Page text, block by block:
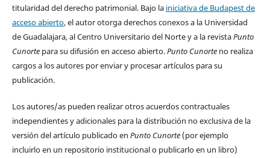
titularidad del derecho patrimonial. Bajo la iniciativa de Budapest de
acceso abierto, el autor otorga derechos conexos a la Universidad
de Guadalajara, al Centro Universitario del Norte y a la revistaPunto
Cunortepara su difusión en acceso abierto.Punto Cunorteno realiza
cargos a los autores por enviar y procesar artículos para su
publicación.
Los autores/as pueden realizar otros acuerdos contractuales
independientes y adicionales para la distribución no exclusiva de la
versión del artículo publicado en Punto Cunorte(por ejemplo
incluirlo en un repositorio institucional o publicarlo en un libro)